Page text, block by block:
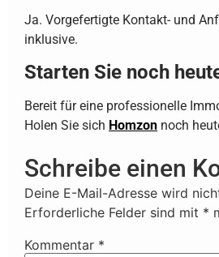
Ja. Vorgefertigte Kontakt- und
inklusive.
Starten Sie noch
Bereit für eine professionelle
Holen Sie sich Homzon noch
Schreibe einen
Deine E-Mail-Adresse wird
Erforderliche Felder sind mit *
Kommentar *